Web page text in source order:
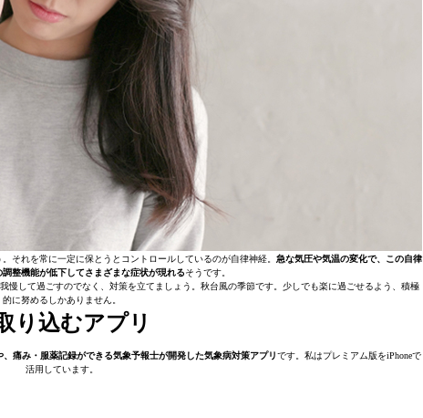
それを常に一定に保とうとコントロールしているのが自律神経。 急な気圧や気温の変化で、この自律
整機能が低下してさまざまな症状が現れるそうです。
して過ごすのでなく、対策を立てましょう。秋台風の季節です。少しでも楽に過ごせるよう、積極
的に努めるしかありません。
り込むアプリ
痛み・服薬記録ができる気象予報士が開発した気象病対策アプリです。私はプレミアム版をiPhoneで
活用しています。